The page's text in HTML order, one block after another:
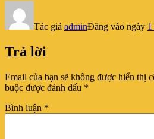
Tác giả adminĐăng vào ngày
Trả lời
Email của bạn sẽ không được hiển thị
buộc được đánh dấu *
Bình luận *